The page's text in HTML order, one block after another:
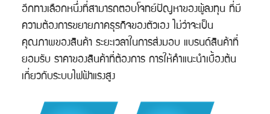
อีกทางเลือกหนึ่งที่สามารถตอบโจทย์ปัญหาของผู้ลงทุน ที่มี
ความต้องการขยายภาคธุรกิจของตัวเอง ไม่ว่าจะเป็น
คุณภาพของสินค้า ระยะเวลาในการส่งมอบ แบรนด์สินค้าที่
ยอมรับ ราคาของสินค้าที่ต้องการ การให้คำแนะนำเบื้องต้น
เกี่ยวกับระบบไฟฟ้าแรงสูง